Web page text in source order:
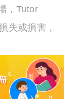
，Tutor
失或損害，